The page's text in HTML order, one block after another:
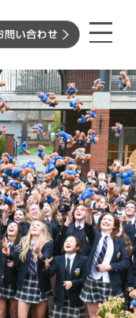
ール
グラム
クール［長期
ルプログラム